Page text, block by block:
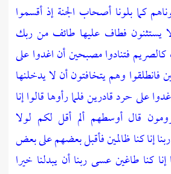
كما بلونا أصحاب الجنة إذ أقسموا
يستثنون فطاف عليها طائف من ربك
فتنادوا مصبحين أن اغدوا على
وهم يتخافتون أن لا يدخلنها
على حرد قادرين فلما رأوها قالوا إنا
قال أوسطهم ألم أقل لكم لولا
إنا كنا ظالمين فأقبل بعضهم على بعض
إنا كنا طاغين عسى ربنا أن يبدلنا خيرا